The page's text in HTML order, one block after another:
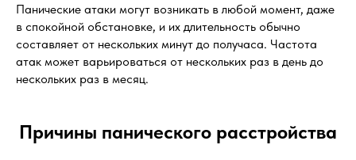
Панические атаки могут возникать в любой момент, даже
в спокойной обстановке, и их длительность обычно
составляет от нескольких минут до получаса. Частота
атак может варьироваться от нескольких раз в день до
нескольких раз в месяц.
Причины панического расстройства